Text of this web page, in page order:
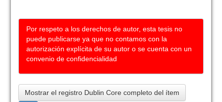
Por respeto a los derechos de autor, esta tesis no
puede publicarse ya que no contamos con la
autorización explícita de su autor o se cuenta con un
convenio de confidencialidad
Mostrar el registro Dublin Core completo del ítem